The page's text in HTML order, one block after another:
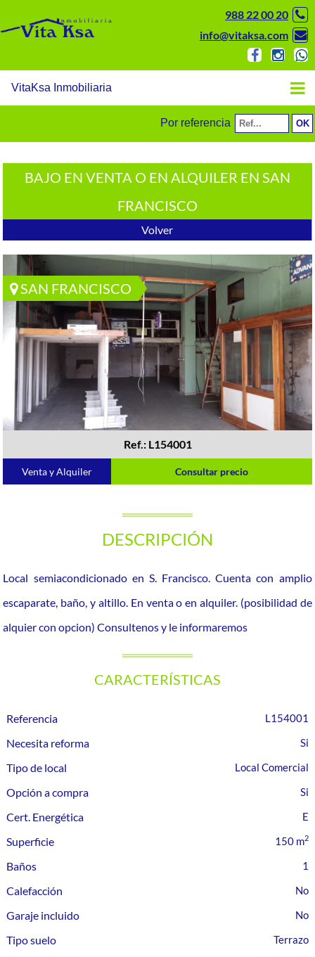
988 22 00 20
info@vitaksa.com
VitaKsa Inmobiliaria
Por referencia
BAJO EN VENTA O EN ALQUILER EN SAN
FRANCISCO
Volver
SAN FRANCISCO
Ref.: L154001
Venta y Alquiler Consultar precio
DESCRIPCIÓN
Local semiacondicionado en S. Francisco. Cuenta con amplio
escaparate, baño, y altillo. En venta o en alquiler. (posibilidad de
alquier con opcion) Consultenos y le informaremos
CARACTERÍSTICAS
Referencia L154001
Necesita reforma
Tipo de local
Local Comercial
Opción a compra
Cert. Energética
E
Superficie 150 m2
Baños 1
Calefacción
Garaje incluido
Tipo suelo
Terrazo